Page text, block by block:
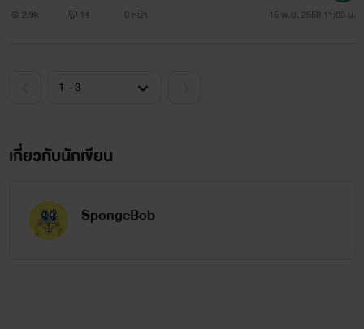
แบมือ -
กำปั้นหวงนักหวงหนา นักเรียนใหม่ที่ถูกย้ายให้มาเรียนโรงเรียน
2.9k 14 0 หน้า 15 พ.ย. 2558 11:03 น.
เกี่ยวกับนักเขียน
SpongeBob